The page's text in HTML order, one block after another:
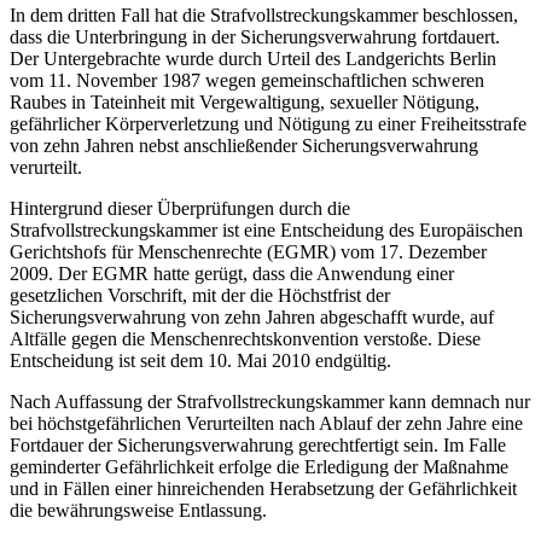
In dem dritten Fall hat die Strafvollstreckungskammer beschlossen,
dass die Unterbringung in der Sicherungsverwahrung fortdauert.
Der Untergebrachte wurde durch Urteil des Landgerichts Berlin
vom 11. November 1987 wegen gemeinschaftlichen schweren
Raubes in Tateinheit mit Vergewaltigung, sexueller Nötigung,
gefährlicher Körperverletzung und Nötigung zu einer Freiheitsstrafe
von zehn Jahren nebst anschließender Sicherungsverwahrung
verurteilt.
Hintergrund dieser Überprüfungen durch die
Strafvollstreckungskammer ist eine Entscheidung des Europäischen
Gerichtshofs für Menschenrechte (EGMR) vom 17. Dezember
2009. Der EGMR hatte gerügt, dass die Anwendung einer
gesetzlichen Vorschrift, mit der die Höchstfrist der
Sicherungsverwahrung von zehn Jahren abgeschafft wurde, auf
Altfälle gegen die Menschenrechtskonvention verstoße. Diese
Entscheidung ist seit dem 10. Mai 2010 endgültig.
Nach Auffassung der Strafvollstreckungskammer kann demnach nur
bei höchstgefährlichen Verurteilten nach Ablauf der zehn Jahre eine
Fortdauer der Sicherungsverwahrung gerechtfertigt sein. Im Falle
geminderter Gefährlichkeit erfolge die Erledigung der Maßnahme
und in Fällen einer hinreichenden Herabsetzung der Gefährlichkeit
die bewährungsweise Entlassung.